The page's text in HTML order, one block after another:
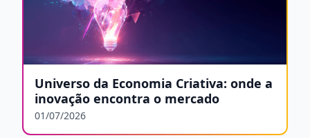
Universo da Economia Criativa: onde a
inovação encontra o mercado
01/07/2026